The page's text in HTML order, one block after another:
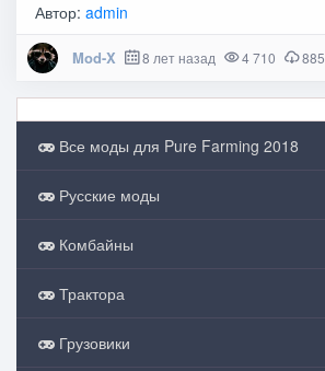
Автор:admin
Mod-X 8 лет назад 4 710 885
Все моды для Pure Farming 2018
Русские моды
Комбайны
Трактора
Грузовики